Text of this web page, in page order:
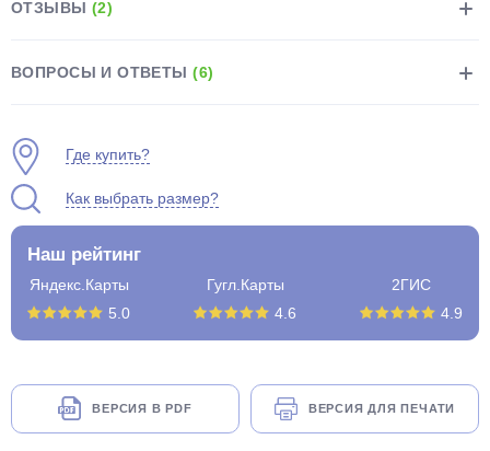
ОТЗЫВЫ (2)
ВОПРОСЫ И ОТВЕТЫ(6)
Где купить?
Как выбрать размер?
Наш рейтинг
Яндекс.Карты
5.0
Гугл.Карты
4.6
2ГИС
4.9
ВЕРСИЯ В PDF ВЕРСИЯ ДЛЯ ПЕЧАТИ